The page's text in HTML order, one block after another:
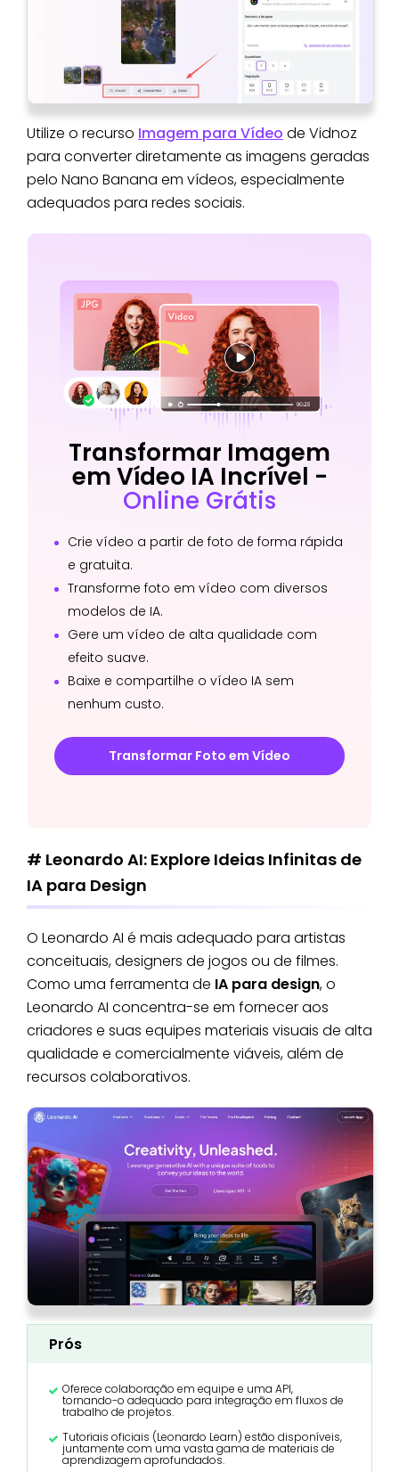
Utilize o recurso Imagem para Vídeo de Vidnoz
para converter diretamente as imagens geradas
pelo Nano Banana em vídeos, especialmente
adequados para redes sociais.
Transformar Imagem
em Vídeo IA Incrível -
Online Grátis
Crie vídeo a partir de foto de forma rápida
e gratuita.
Transforme foto em vídeo com diversos
modelos de IA.
Gere um vídeo de alta qualidade com
efeito suave.
Baixe e compartilhe o vídeo IA sem
nenhum custo.
Transformar Foto em Vídeo
# Leonardo AI: Explore Ideias Infinitas de
IA para Design
O Leonardo AI é mais adequado para artistas
conceituais, designers de jogos ou de filmes.
Como uma ferramenta de IA para design, o
Leonardo AI concentra-se em fornecer aos
criadores e suas equipes materiais visuais de alta
qualidade e comercialmente viáveis, além de
recursos colaborativos.
Prós
Oferece colaboração em equipe e uma API,
tornando-o adequado para integração em fluxos de
trabalho de projetos.
Tutoriais oficiais (Leonardo Learn) estão disponíveis,
juntamente com uma vasta gama de materiais de
aprendizagem aprofundados.